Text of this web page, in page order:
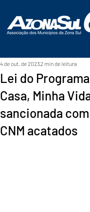
Lei do
Casa, Minha
sancionada
CNM acatados
4 de out. de 20232 min de leitura